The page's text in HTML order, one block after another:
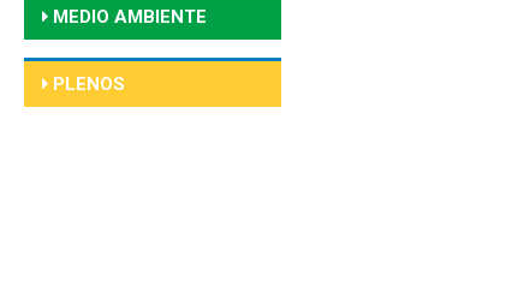
MEDIO AMBIENTE
PLENOS